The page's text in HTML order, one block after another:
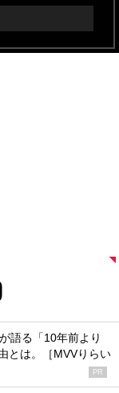
語る「10年前より
とは。［MVVりらい
PR